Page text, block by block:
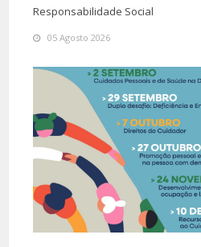
Responsabilidade Social
05 Agosto 2026